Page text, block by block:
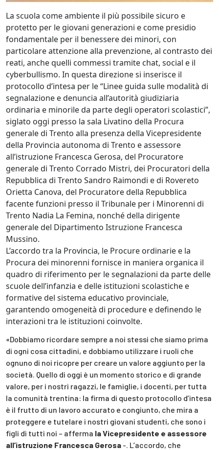
La scuola come ambiente il più possibile sicuro e
protetto per le giovani generazioni e come presidio
fondamentale per il benessere dei minori, con
particolare attenzione alla prevenzione, al contrasto dei
reati, anche quelli commessi tramite chat, social e il
cyberbullismo. In questa direzione si inserisce il
protocollo d’intesa per le “Linee guida sulle modalità di
segnalazione e denuncia all’autorità giudiziaria
ordinaria e minorile da parte degli operatori scolastici”,
siglato oggi presso la sala Livatino della Procura
generale di Trento alla presenza della Vicepresidente
della Provincia autonoma di Trento e assessore
all’istruzione Francesca Gerosa, del Procuratore
generale di Trento Corrado Mistri, dei Procuratori della
Repubblica di Trento Sandro Raimondi e di Rovereto
Orietta Canova, del Procuratore della Repubblica
facente funzioni presso il Tribunale per i Minorenni di
Trento Nadia La Femina, nonché della dirigente
generale del Dipartimento Istruzione Francesca
Mussino.
L’accordo tra la Provincia, le Procure ordinarie e la
Procura dei minorenni fornisce in maniera organica il
quadro di riferimento per le segnalazioni da parte delle
scuole dell’infanzia e delle istituzioni scolastiche e
formative del sistema educativo provinciale,
garantendo omogeneità di procedure e definendo le
interazioni tra le istituzioni coinvolte.
«Dobbiamo ricordare sempre a noi stessi che siamo prima
di ogni cosa cittadini, e dobbiamo utilizzare i ruoli che
ognuno di noi ricopre per creare un valore aggiunto per la
società. Quello di oggi è un momento storico e di grande
valore, per i nostri ragazzi, le famiglie, i docenti, per tutta
la comunità trentina: la firma di questo protocollo d’intesa
è il frutto di un lavoro accurato e congiunto, che mira a
proteggere e tutelare i nostri giovani studenti, che sono i
figli di tutti noi – afferma la Vicepresidente e assessore
all’istruzione Francesca Gerosa -. L’accordo, che